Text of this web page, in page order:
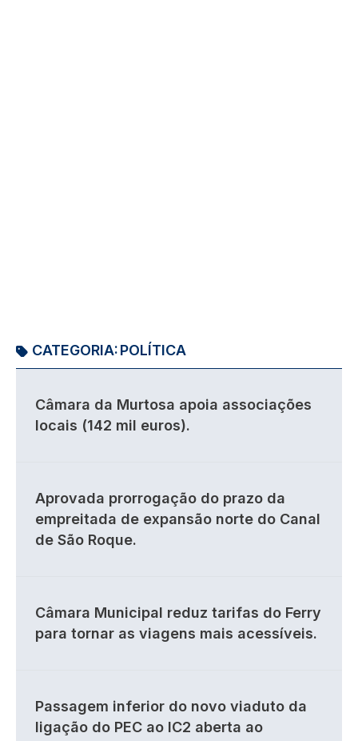
CATEGORIA:POLÍTICA
Câmara da Murtosa apoia associações
locais (142 mil euros).
Aprovada prorrogação do prazo da
empreitada de expansão norte do Canal
de São Roque.
Câmara Municipal reduz tarifas do Ferry
para tornar as viagens mais acessíveis.
Passagem inferior do novo viaduto da
ligação do PEC ao IC2 aberta ao